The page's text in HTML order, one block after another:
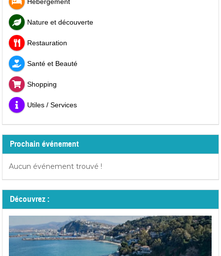
Nature et découverte
Restauration
Santé et Beauté
Shopping
Utiles / Services
Prochain événement
Aucun événement trouvé !
Découvrez :